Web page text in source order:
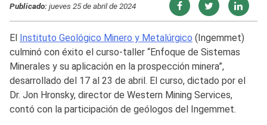
Publicado:jueves 25 de abril de 2024
El Instituto Geológico Minero y Metalúrgico (Ingemmet)
culminó con éxito el curso-taller “Enfoque de Sistemas
Minerales y su aplicación en la prospección minera”,
desarrollado del 17 al 23 de abril. El curso, dictado por el
Dr. Jon Hronsky, director de Western Mining Services,
contó con la participación de geólogos del Ingemmet.